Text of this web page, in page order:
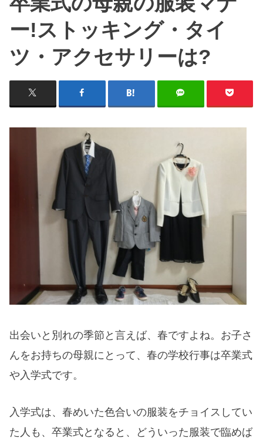
ー!ストッキング・タイ
ツ・アクセサリーは?
出会いと別れの季節と言えば、春ですよね。お子さ
んをお持ちの母親にとって、春の学校行事は卒業式
や入学式です。
入学式は、春めいた色合いの服装をチョイスしてい
た人も、卒業式となると、どういった服装で臨めば